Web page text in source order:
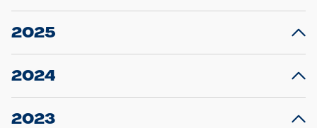
2025
23.12.2025
Projekt S5: Start der Bauarbeiten am
2024
10.12.2024
Großprojekt S5: Sperrung der Bahnstraße in
2023